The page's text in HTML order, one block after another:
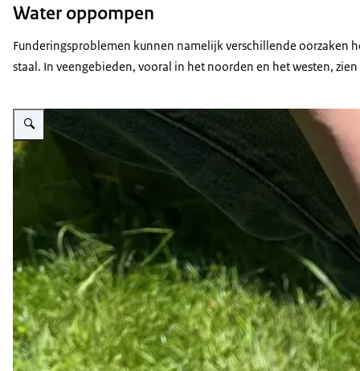
Water oppompen
Funderingsproblemen kunnen namelijk verschillende oorzaken
staal. In veengebieden, vooral in het noorden en het westen,
Vergroot afbeelding Foto van het resultaat van een grondboring: in beeld